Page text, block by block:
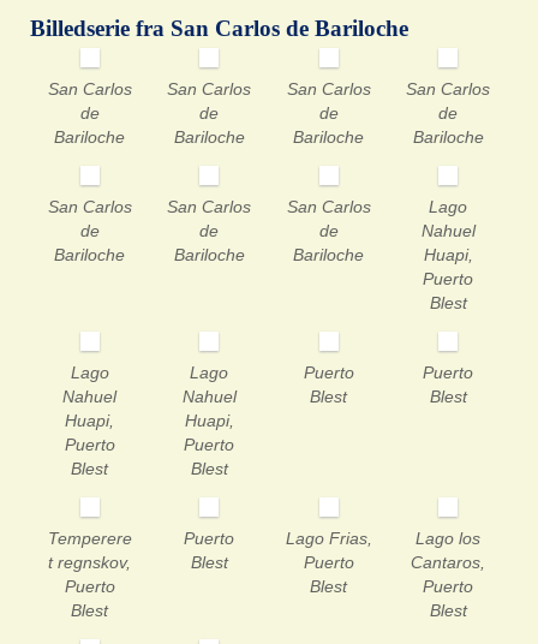
Billedserie fra San Carlos de Bariloche
San Carlos
de
Bariloche
San Carlos
de
Bariloche
San Carlos
de
Bariloche
San Carlos
de
Bariloche
San Carlos
de
Bariloche
San Carlos
de
Bariloche
San Carlos
de
Bariloche
Lago
Nahuel
Huapi,
Puerto
Blest
Lago
Nahuel
Huapi,
Puerto
Blest
Lago
Nahuel
Huapi,
Puerto
Blest
Puerto
Blest
Puerto
Blest
Temperere
t regnskov,
Puerto
Blest
Puerto
Blest
Lago Frias,
Puerto
Blest
Lago los
Cantaros,
Puerto
Blest